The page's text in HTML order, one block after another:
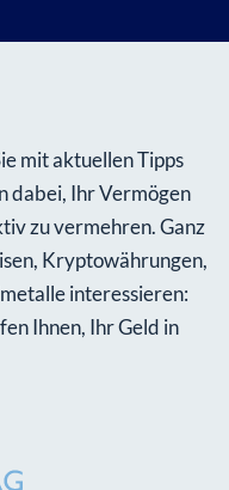
mit aktuellen Tipps
dabei, Ihr Vermögen
zu vermehren. Ganz
Kryptowährungen,
interessieren:
Ihnen, Ihr Geld in